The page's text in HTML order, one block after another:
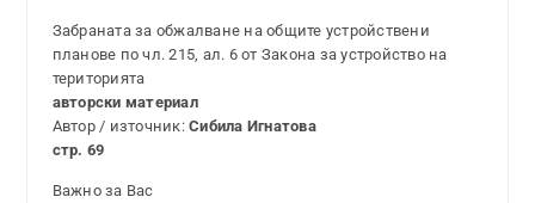
Забраната за обжалване на общите устройствени
планове по чл. 215, ал. 6 от Закона за устройство на
територията
авторски материал
Автор / източник:Сибила Игнатова
стр. 69
Важно за Вас